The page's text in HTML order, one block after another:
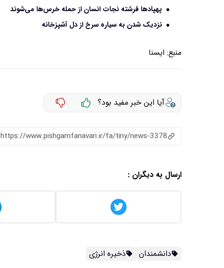
پهپادها فرشته نجات انسان از حمله خرس‌ها می‌شوند
نزدیک شدن به سیاره سرخ از دل آشپزخانه
منبع: ايسنا
آیا این خبر مفید بود؟
https://www.pishgamfanavari.ir/fa/tiny/news-3378
ارسال به دیگران :
دانشمندان ذخیره انرژی